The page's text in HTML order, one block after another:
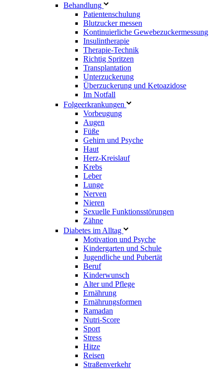
Behandlung
Patientenschulung
Blutzucker messen
Kontinuierliche Gewebezuckermessung
Insulintherapie
Therapie-Technik
Richtig Spritzen
Transplantation
Unterzuckerung
Überzuckerung und Ketoazidose
Im Notfall
Folgeerkrankungen
Vorbeugung
Augen
Füße
Gehirn und Psyche
Haut
Herz-Kreislauf
Krebs
Leber
Lunge
Nerven
Nieren
Sexuelle Funktionsstörungen
Zähne
Diabetes im Alltag
Motivation und Psyche
Kindergarten und Schule
Jugendliche und Pubertät
Beruf
Kinderwunsch
Alter und Pflege
Ernährung
Ernährungsformen
Ramadan
Nutri-Score
Sport
Stress
Hitze
Reisen
Straßenverkehr